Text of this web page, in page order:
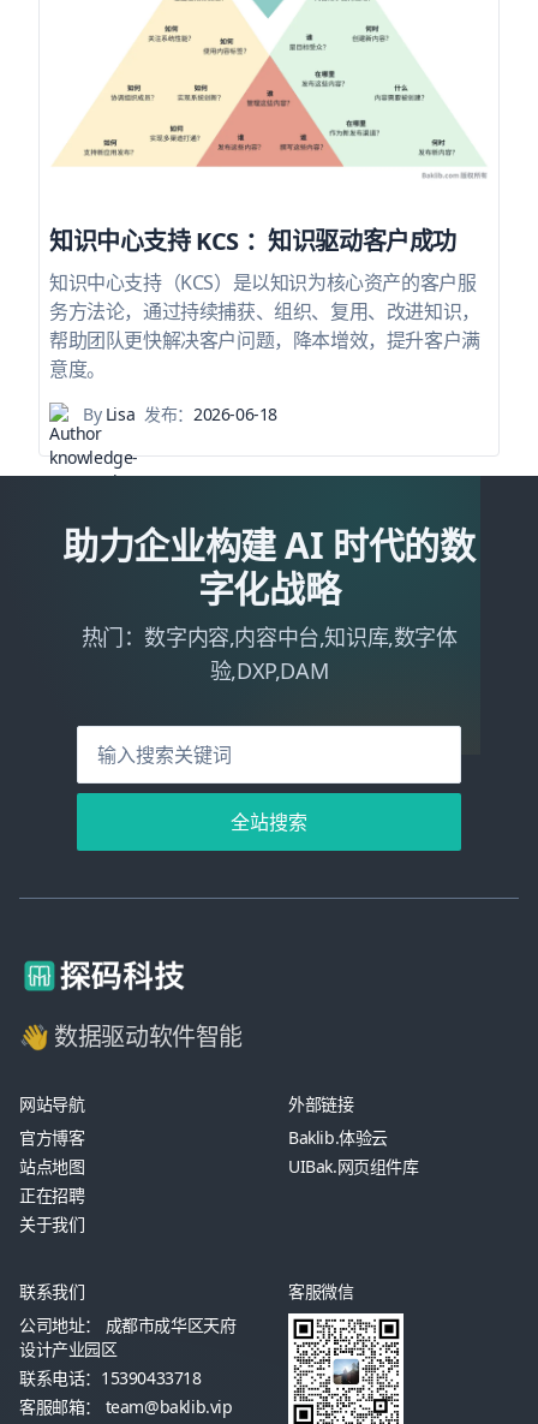
知识中心支持 KCS ：知识驱动客户成功
知识中心支持（KCS）是以知识为核心资产的客户服
务方法论，通过持续捕获、组织、复用、改进知识，
帮助团队更快解决客户问题，降本增效，提升客户满
意度。
ByLisa 发布： 2026-06-18
助力企业构建 AI 时代的数
字化战略
热门：数字内容,内容中台,知识库,数字体
验,DXP,DAM
全站搜索
👋 数据驱动软件智能
网站导航
官方博客
站点地图
正在招聘
关于我们
外部链接
Baklib.体验云
UIBak.网页组件库
联系我们
公司地址： 成都市成华区天府
设计产业园区
联系电话：15390433718
客服邮箱： team@baklib.vip
客服微信